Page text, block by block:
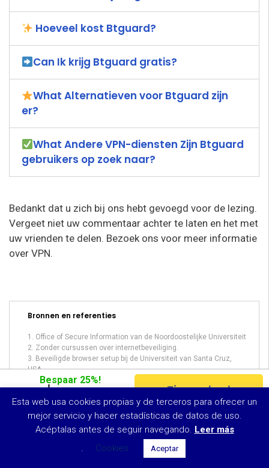
Hoeveel kost Btguard?
Can Ik krijg Btguard gratis?
What Alternatieven voor Btguard zijn
er?
What Andere VPN-diensten Zijn Btguard
gebruikers op zoek naar?
Bedankt dat u zich bij ons hebt gevoegd voor de lezing.
Vergeet niet uw commentaar achter te laten en het met
uw vrienden te delen. Bezoek ons voor meer informatie
over VPN.
Bronnen en referenties
Office of Secure Information van de Noordoostelijke Universiteit
Zonder cursussen over internetbeveiliging.
Beveiligde browser setup bij de Universiteit van Santa Cruz,
USA.
Joshua Miller
Cyber Security Expert
Bespaar 25%!
$7.50 Zie aanbod
Esta web usa cookies propias y de terceros para ofrecer un
mejor servicio y hacer estadísticas de datos de uso.
Acéptalas antes de seguir navegando. Leer más
.
Cookies Aceptar